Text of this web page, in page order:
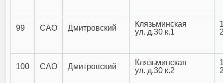
99 САО Дмитровский
Клязьминская
ул. д.30 к.1
100 САО Дмитровский
Клязьминская
ул. д.30 к.2